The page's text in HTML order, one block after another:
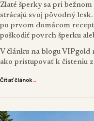
Zlaté šperky sa pri
strácajú svoj pôvodný
po prvom domácom
poškodiť povrch šperku
V článku na blogu VIPgold
ako pristupovať k čisteniu z
Čítať článok→